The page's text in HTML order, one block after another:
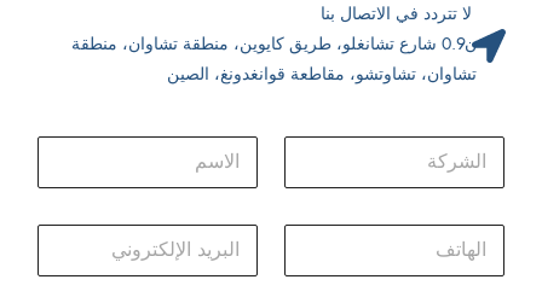
لا تتردد في الاتصال بنا
ن0.9 شارع تشانغلو، طريق كايوين، منطقة تشاوان، منطقة
تشاوان، تشاوتشو، مقاطعة قوانغدونغ، الصين